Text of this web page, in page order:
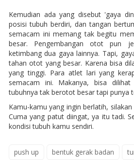
Kemudian ada yang disebut 'gaya
posisi tubuh berdiri, dan tangan
semacam ini memang tak begitu
besar. Pengembangan otot pun
ketimbang dua gaya lainnya. Tapi,
tahan otot yang besar. Karena bisa
yang tinggi. Para atlet lari yang
semacam ini. Makanya, bisa
tubuhnya tak berotot besar tapi punya
Kamu-kamu yang ingin berlatih,
Cuma yang patut diingat, ya itu tadi.
kondisi tubuh kamu sendiri.
push up bentuk gerak badan